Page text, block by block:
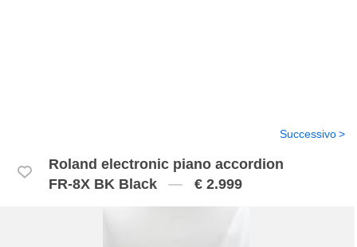
Roland electronic piano accordion
FR-8X BK Black
€ 2.999
Successivo